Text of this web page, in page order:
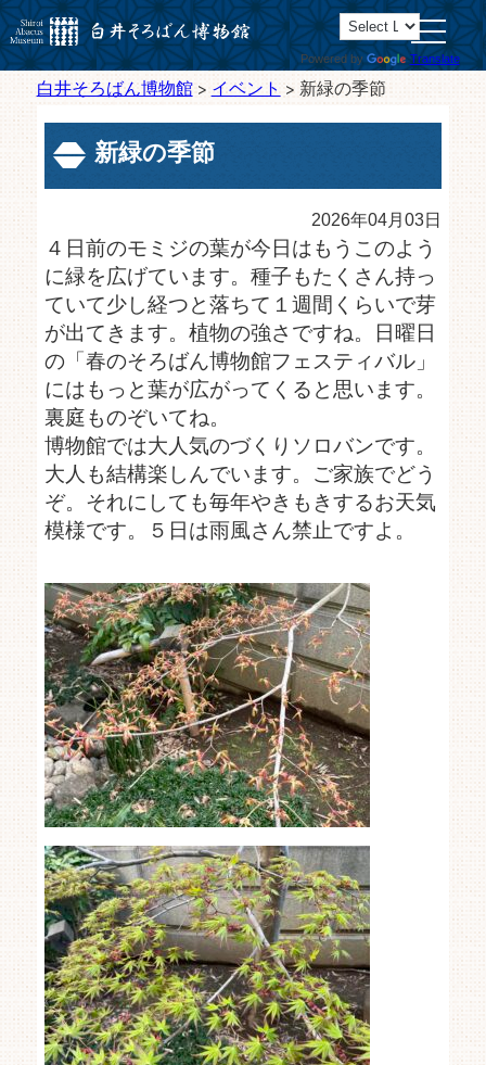
Powered by Translate
toggle
白井そろばん博物館> イベント > 新緑の季節
新緑の季節
2026年04月03日
４日前のモミジの葉が今日はもうこのよう
に緑を広げています。種子もたくさん持っ
ていて少し経つと落ちて１週間くらいで芽
が出てきます。植物の強さですね。日曜日
の「春のそろばん博物館フェスティバル」
にはもっと葉が広がってくると思います。
裏庭ものぞいてね。
博物館では大人気のづくりソロバンです。
大人も結構楽しんでいます。ご家族でどう
ぞ。それにしても毎年やきもきするお天気
模様です。５日は雨風さん禁止ですよ。